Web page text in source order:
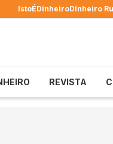
IstoÉDinheiroDinheiro
REVISTA